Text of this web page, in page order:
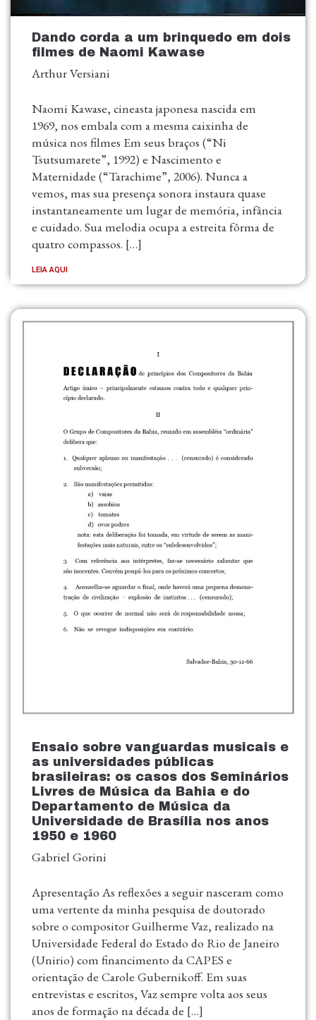
Dando corda a um brinquedo em dois
filmes de Naomi Kawase
Arthur Versiani
Naomi Kawase, cineasta japonesa nascida em
1969, nos embala com a mesma caixinha de
música nos filmes Em seus braços (“Ni
Tsutsumarete”, 1992) e Nascimento e
Maternidade (“Tarachime”, 2006). Nunca a
vemos, mas sua presença sonora instaura quase
instantaneamente um lugar de memória, infância
e cuidado. Sua melodia ocupa a estreita fôrma de
quatro compassos. […]
LEIA AQUI
Ensaio sobre vanguardas musicais e
as universidades públicas
brasileiras: os casos dos Seminários
Livres de Música da Bahia e do
Departamento de Música da
Universidade de Brasília nos anos
1950 e 1960
Gabriel Gorini
Apresentação As reflexões a seguir nasceram como
uma vertente da minha pesquisa de doutorado
sobre o compositor Guilherme Vaz, realizado na
Universidade Federal do Estado do Rio de Janeiro
(Unirio) com financimento da CAPES e
orientação de Carole Gubernikoff. Em suas
entrevistas e escritos, Vaz sempre volta aos seus
anos de formação na década de […]